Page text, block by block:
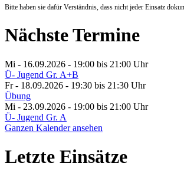
Bitte haben sie dafür Verständnis, dass nicht jeder Einsatz
Nächste Termine
Mi - 16.09.2026 - 19:00 bis 21:00 Uhr
Ü- Jugend Gr. A+B
Fr - 18.09.2026 - 19:30 bis 21:30 Uhr
Übung
Mi - 23.09.2026 - 19:00 bis 21:00 Uhr
Ü- Jugend Gr. A
Ganzen Kalender ansehen
Letzte Einsätze